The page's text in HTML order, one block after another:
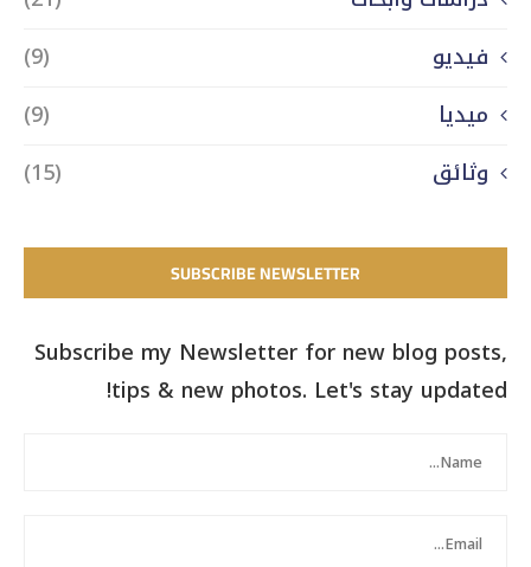
فيديو
(9)
ميديا
(9)
وثائق
(15)
SUBSCRIBE NEWSLETTER
Subscribe my Newsletter for new blog posts,
tips & new photos. Let's stay updated!